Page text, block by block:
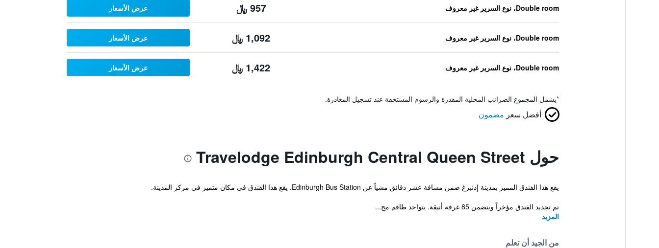
Double room، نوع السرير غير معروف 957 ﷼ عرض الأسعار
Double room، نوع السرير غير معروف 1,092 ﷼ عرض الأسعار
Double room، نوع السرير غير معروف 1,422 ﷼ عرض الأسعار
*يشمل المجموع الضرائب المحلية المقدرة والرسوم المستحقة عند تسجيل المغادرة.
أفضل سعر مضمون
حول Travelodge Edinburgh Central Queen Street
يقع هذا الفندق المميز بمدينة إدنبرغ ضمن مسافة عشر دقائق مشياً عن Edinburgh Bus Station. يقع هذا الفندق في مكان متميز في مركز المدينة.
تم تجديد الفندق مؤخراً ويتضمن 85 غرفة أنيقة. يتواجد طاقم مح...
المزيد
من الجيد أن تعلم